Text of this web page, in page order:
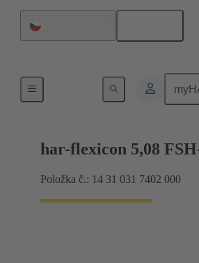
har-flexicon 5,08
Položka č.: 14 31 031 7402 000